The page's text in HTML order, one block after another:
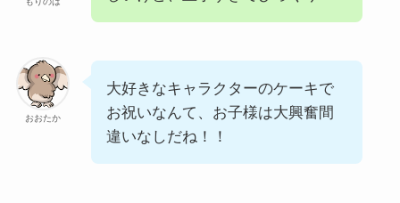
おおたか
大好きなキャラクターのケーキで
お祝いなんて、お子様は大興奮間
違いなしだね！！